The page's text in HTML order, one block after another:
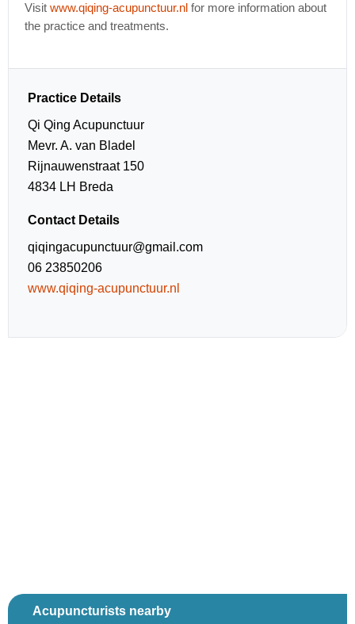
Acupuncturists nearby
Visitwww.qiqing-acupunctuur.nlfor more information about
the practice and treatments.
Practice Details
Qi Qing Acupunctuur
Mevr. A. van Bladel
Rijnauwenstraat 150
4834 LH Breda
Contact Details
qiqingacupunctuur@gmail.com
06 23850206
www.qiqing-acupunctuur.nl